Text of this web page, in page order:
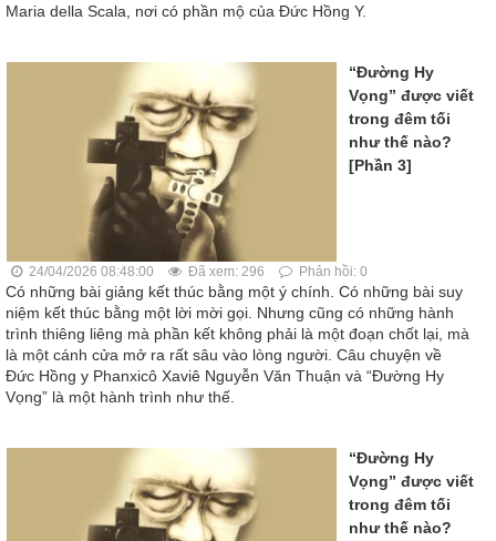
Maria della Scala, nơi có phần mộ của Đức Hồng Y.
“Đường Hy
Vọng” được viết
trong đêm tối
như thế nào?
[Phần 3]
24/04/2026 08:48:00 Đã xem: 296 Phản hồi: 0
Có những bài giảng kết thúc bằng một ý chính. Có những bài suy
niệm kết thúc bằng một lời mời gọi. Nhưng cũng có những hành
trình thiêng liêng mà phần kết không phải là một đoạn chốt lại, mà
là một cánh cửa mở ra rất sâu vào lòng người. Câu chuyện về
Đức Hồng y Phanxicô Xaviê Nguyễn Văn Thuận và “Đường Hy
Vọng” là một hành trình như thế.
“Đường Hy
Vọng” được viết
trong đêm tối
như thế nào?